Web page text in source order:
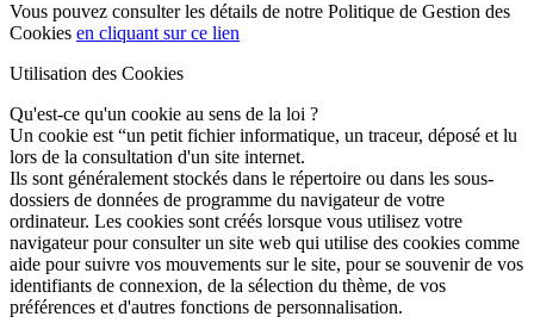
Vous pouvez consulter les détails de notre Politique de Gestion des
Cookies en cliquant sur ce lien
Utilisation des Cookies
Qu'est-ce qu'un cookie au sens de la loi ?
Un cookie est “un petit fichier informatique, un traceur, déposé et lu
lors de la consultation d'un site internet.
Ils sont généralement stockés dans le répertoire ou dans les sous-
dossiers de données de programme du navigateur de votre
ordinateur. Les cookies sont créés lorsque vous utilisez votre
navigateur pour consulter un site web qui utilise des cookies comme
aide pour suivre vos mouvements sur le site, pour se souvenir de vos
identifiants de connexion, de la sélection du thème, de vos
préférences et d'autres fonctions de personnalisation.